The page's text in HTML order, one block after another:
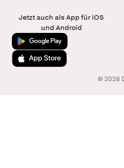
Jetzt auch als App für iOS
und Android
Jetzt bei Google Play
Laden im App Store
© 2026